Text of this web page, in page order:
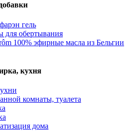
гель
для обертывания
100% эфирные масла из Бельгии
кухня
комнаты, туалета
дома